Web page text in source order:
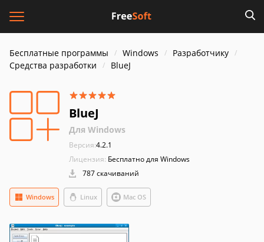
Бесплатные программы Windows
Разработчику
Средства разработки
BlueJ
BlueJ
Для Windows
Версия:4.2.1
Лицензия: Бесплатно для Windows
787 скачиваний
Windows Linux Mac OS